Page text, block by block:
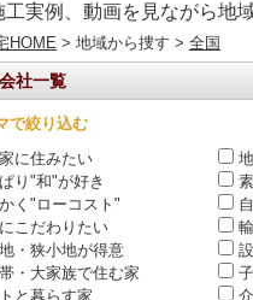
実例、動画を見ながら地
HOME > 地域から捜す > 全国
社一覧
で絞り込む
に住みたい
り"和"が好き
く"ローコスト"
こだわりたい
・狭小地が得意
・大家族で住む家
と暮らす家